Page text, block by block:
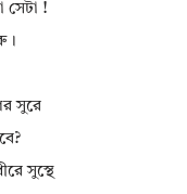
সেটা !
সুরে
সুস্থে